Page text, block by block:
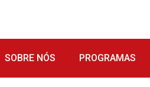
SOBRE NÓS PROGRAMAS